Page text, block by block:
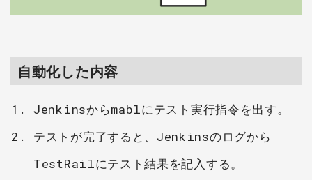
自動化した内容
Jenkinsからmablにテスト実行指令を出す。
テストが完了すると、Jenkinsのログから
TestRailにテスト結果を記入する。